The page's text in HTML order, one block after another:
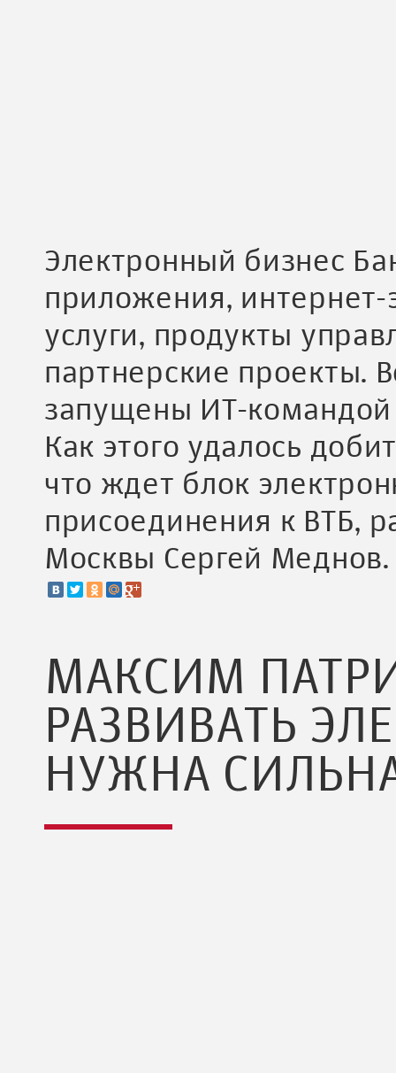
Электронный бизнес
приложения, интернет-
услуги, продукты
партнерские проекты.
запущены ИТ-командой
Как этого удалось
что ждет блок
присоединения к ВТБ,
Москвы Сергей Меднов.
МАКСИМ
РАЗВИВАТЬ
НУЖНА